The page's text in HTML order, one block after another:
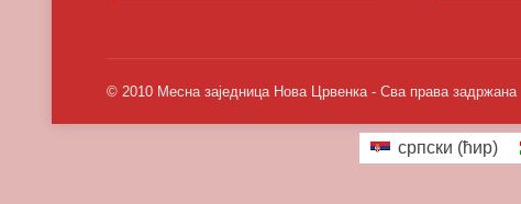
© 2010 Месна заједница Нова Црвенка - Сва права задржана
српски (ћир)